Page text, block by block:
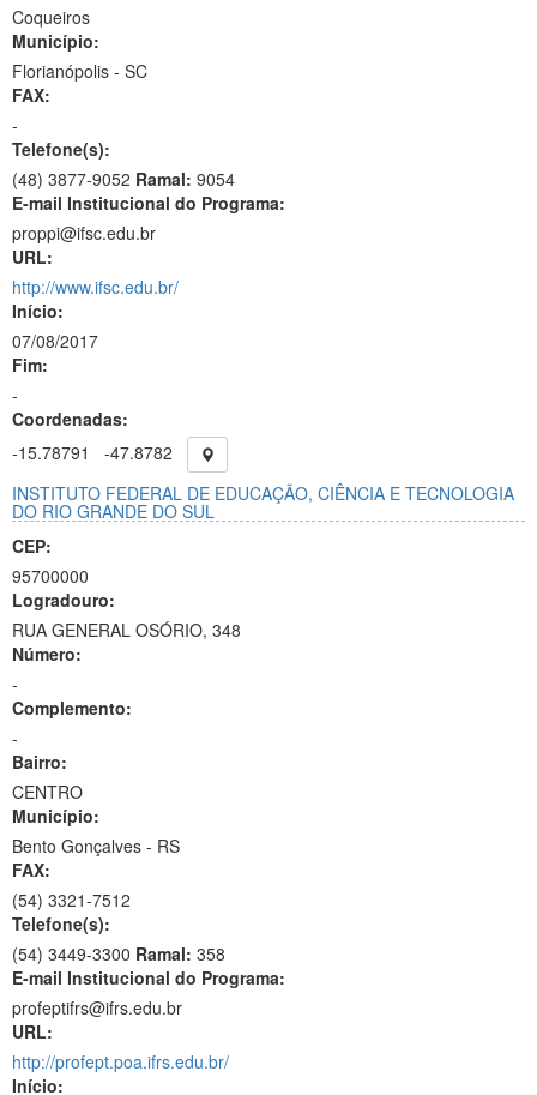
Coqueiros
Município:
Florianópolis - SC
FAX:
-
Telefone(s):
(48) 3877-9052 Ramal: 9054
E-mail Institucional do Programa:
proppi@ifsc.edu.br
URL:
http://www.ifsc.edu.br/
Início:
07/08/2017
Fim:
-
Coordenadas:
-15.78791
-47.8782
INSTITUTO FEDERAL DE EDUCAÇÃO, CIÊNCIA E TECNOLOGIA
DO RIO GRANDE DO SUL
CEP:
95700000
Logradouro:
RUA GENERAL OSÓRIO, 348
Número:
-
Complemento:
-
Bairro:
CENTRO
Município:
Bento Gonçalves - RS
FAX:
(54) 3321-7512
Telefone(s):
(54) 3449-3300 Ramal: 358
E-mail Institucional do Programa:
profeptifrs@ifrs.edu.br
URL:
http://profept.poa.ifrs.edu.br/
Início: